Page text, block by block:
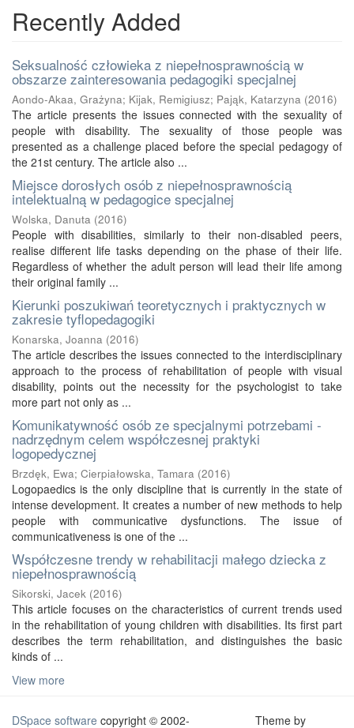
Recently Added
Seksualność człowieka z niepełnosprawnością w
obszarze zainteresowania pedagogiki specjalnej
Aondo-Akaa, Grażyna; Kijak, Remigiusz; Pająk, Katarzyna (2016)
The article presents the issues connected with the sexuality of
people with disability. The sexuality of those people was
presented as a challenge placed before the special pedagogy of
the 21st century. The article also ...
Miejsce dorosłych osób z niepełnosprawnością
intelektualną w pedagogice specjalnej
Wolska, Danuta (2016)
People with disabilities, similarly to their non-disabled peers,
realise different life tasks depending on the phase of their life.
Regardless of whether the adult person will lead their life among
their original family ...
Kierunki poszukiwań teoretycznych i praktycznych w
zakresie tyflopedagogiki
Konarska, Joanna (2016)
The article describes the issues connected to the interdisciplinary
approach to the process of rehabilitation of people with visual
disability, points out the necessity for the psychologist to take
more part not only as ...
Komunikatywność osób ze specjalnymi potrzebami -
nadrzędnym celem współczesnej praktyki
logopedycznej
Brzdęk, Ewa; Cierpiałowska, Tamara (2016)
Logopaedics is the only discipline that is currently in the state of
intense development. It creates a number of new methods to help
people with communicative dysfunctions. The issue of
communicativeness is one of the ...
Współczesne trendy w rehabilitacji małego dziecka z
niepełnosprawnością
Sikorski, Jacek (2016)
This article focuses on the characteristics of current trends used
in the rehabilitation of young children with disabilities. Its first part
describes the term rehabilitation, and distinguishes the basic
kinds of ...
View more
DSpace software copyright © 2002-
Theme by